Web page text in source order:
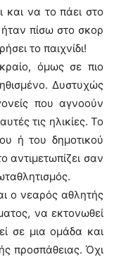
και να το πάει στο
πίσω στο σκορ
το παιχνίδι!
όμως σε πιο
Δυστυχώς
που αγνοούν
τις ηλικίες. Το
ή του δημοτικού
αντιμετωπίζει σαν
ο νεαρός αθλητής
να εκτονωθεί
σε μια ομάδα και
προσπάθειας. Όχι